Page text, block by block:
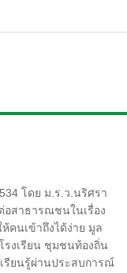
พฤศจิกายน 2557
า /กลุ่มแมลง / กลุ่ม
โดย ม.ร.ว.นริศรา
อสาธารณชนในเรื่อง
คนเข้าถึงได้ง่าย มูล
รงเรียน ชุมชนท้องถิ่น
รียนรู้ผ่านประสบการณ์